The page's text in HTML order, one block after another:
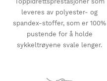
leveres av polyester- og
spandex-stoffer, som er 100%
pustende for å holde
sykkeltrøyene svale lenger.